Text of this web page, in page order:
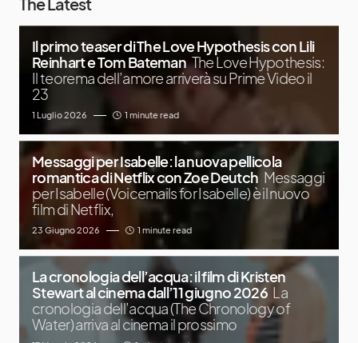
Il primo teaser di The Love Hypothesis con Lili
Reinhart e Tom Bateman The Love Hypothesis:
Il teorema dell’amore arriverà su Prime Video il
23
1 Luglio 2026 1 minute read
Messaggi per Isabelle: la nuova pellicola
romantica di Netflix con Zoe Deutch Messaggi
per Isabelle (Voicemails for Isabelle) è il nuovo
film di Netflix,
23 Giugno 2026 1 minute read
La cronologia dell’acqua: il film di Kristen
Stewart al cinema dall’11 giugno 2026 La
cronologia dell’acqua (The Chronology of
Water) arriva al cinema il prossimo